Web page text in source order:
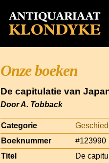
Onze boeken
De capitulatie van
Door A. Tobback
Categorie
Boeknummer
#123990
Titel
De